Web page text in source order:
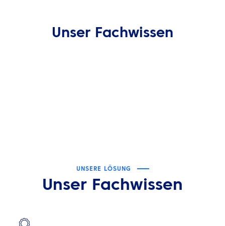
Kontaktieren Sie uns
Unser Fachwissen
UNSERE LÖSUNG
Unser Fachwissen